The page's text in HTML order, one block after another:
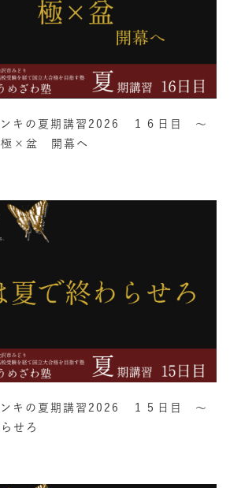
キの夏期講習2026 １６日目 ～
×盆 開幕へ
キの夏期講習2026 １５日目 ～
せろ